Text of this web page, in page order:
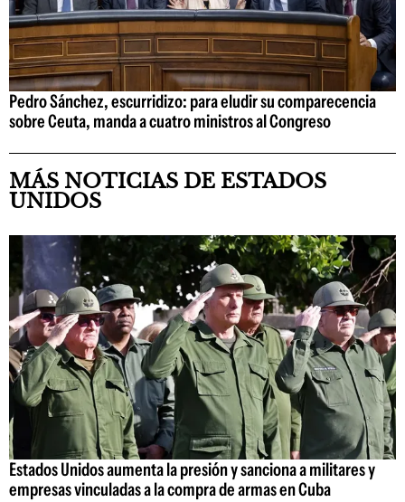
Pedro Sánchez, escurridizo: para eludir su comparecencia
sobre Ceuta, manda a cuatro ministros al Congreso
MÁS NOTICIAS DE ESTADOS
UNIDOS
Estados Unidos aumenta la presión y sanciona a militares y
empresas vinculadas a la compra de armas en Cuba